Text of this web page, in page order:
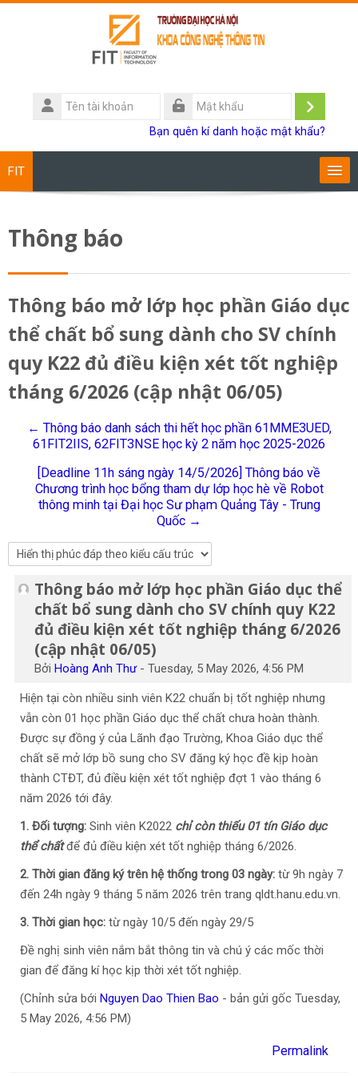
Tên
tài
Đăng
Bạn quên kí danh hoặc mật khẩu?
FIT
Giảng viên
Sinh viên
Research
Tiếng Việt
Tìm
kiếm
khoá
Thông báo
Thông báo mở lớp học phần Giáo dục
thể chất bổ sung dành cho SV chính
quy K22 đủ điều kiện xét tốt nghiệp
tháng 6/2026 (cập nhật 06/05)
← Thông báo danh sách thi hết học phần 61MME3UED,
61FIT2IIS, 62FIT3NSE học kỳ 2 năm học 2025-2026
[Deadline 11h sáng ngày 14/5/2026] Thông báo về
Chương trình học bổng tham dự lớp học hè về Robot
thông minh tại Đại học Sư phạm Quảng Tây - Trung
Quốc →
Thông báo mở lớp học phần Giáo dục thể
chất bổ sung dành cho SV chính quy K22
đủ điều kiện xét tốt nghiệp tháng 6/2026
(cập nhật 06/05)
BởiHoàng Anh Thư-Tuesday, 5 May 2026, 4:56 PM
Số lượng các câu trả lời: 0
Hiện tại còn nhiều sinh viên K22 chuẩn bị tốt nghiệp nhưng
vẫn còn 01 học phần Giáo dục thể chất chưa hoàn thành.
Được sự đồng ý của Lãnh đạo Trường, Khoa Giáo dục thể
chất sẽ mở lớp bồ sung cho SV đăng ký học đề kịp hoàn
thành CTĐT, đủ điều kiện xét tốt nghiệp đợt 1 vào tháng 6
năm 2026 tới đây.
1. Đối tượng: Sinh viên K2022 chỉ còn thiếu 01 tín Giáo dục
thể chấtđể đủ điều kiện xét tốt nghiệp tháng 6/2026.
2. Thời gian đăng ký trên hệ thống trong 03 ngày: từ 9h ngày 7
đến 24h ngày 9 tháng 5 năm 2026 trên trang qldt.hanu.edu.vn.
3. Thời gian học: từ ngày 10/5 đến ngày 29/5
Đề nghị sinh viên nắm bắt thông tin và chú ý các mốc thời
gian để đăng kí học kịp thời xét tốt nghiệp.
(Chỉnh sửa bới Nguyen Dao Thien Bao - bản gửi gốc Tuesday,
5 May 2026, 4:56 PM)
Permalink